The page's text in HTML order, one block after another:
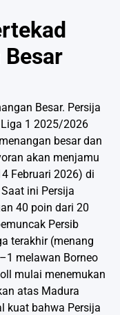
Besar
Besar. Persija
1 2025/2026
besar dan
akan menjamu
Februari 2026) di
ini Persija
40 poin dari 20
Persib
terakhir (menang
melawan Borneo
mulai menemukan
atas Madura
kuat bahwa Persija